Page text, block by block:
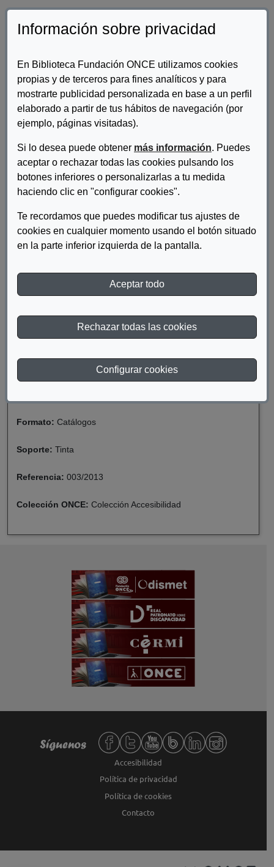
Información sobre privacidad
En Biblioteca Fundación ONCE utilizamos cookies
propias y de terceros para fines analíticos y para
mostrarte publicidad personalizada en base a un perfil
elaborado a partir de tus hábitos de navegación (por
ejemplo, páginas visitadas).
Si lo desea puede obtener más información. Puedes
aceptar o rechazar todas las cookies pulsando los
botones inferiores o personalizarlas a tu medida
haciendo clic en "configurar cookies".
Te recordamos que puedes modificar tus ajustes de
cookies en cualquier momento usando el botón situado
en la parte inferior izquierda de la pantalla.
Aceptar todo
Rechazar todas las cookies
Configurar cookies
Autor/es: Fundacion ONCE
El mundo fluye. Dos miradas sobre una misma realidad (Cádiz).
Año de publicación:2013
Formato: Catálogos
Soporte: Tinta
Referencia: 003/2013
Colección ONCE: Colección Accesibilidad
Redes sociales de Fundación ONCE,
Síguenos
Accesibilidad
Política de privacidad
Política de cookies
Contacto